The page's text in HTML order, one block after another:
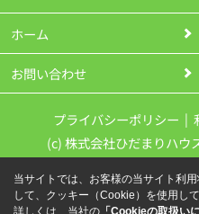
ホーム
お問い合わせ
プライバシーポリシー
(c) 株式会社ひだまりハ
当サイトでは、お客様の当サイト利
して、クッキー（Cookie）を使用して
詳しくは、当社の 「Cookieの取扱い